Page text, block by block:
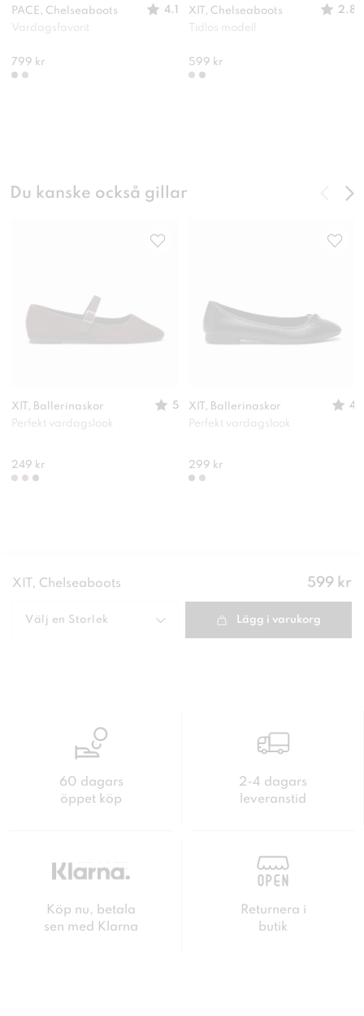
PACE, Chelseaboots
4.1
Vardagsfavorit
799 kr
XIT, Chelseaboots
2.8
Tidlös modell
599 kr
Du kanske också gillar
XIT, Ballerinaskor
5
Perfekt vardagslook
249 kr
XIT, Ballerinaskor
4
Perfekt vardagslook
299 kr
XIT, Chelseaboots Pris:
599 kr
Välj en Storlek Lägg i varukorg
60 dagars
öppet köp
2-4 dagars
leveranstid
Köp nu, betala
sen med Klarna
Returnera i
butik